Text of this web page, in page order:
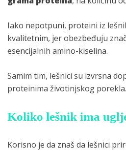
Iako nepotpuni, proteini iz
kvalitetnim, jer obezbeđuju
esencijalnih amino-kiselina.
Samim tim, lešnici su izvrsna
proteinima životinjskog porekla.
Koliko lešnik ima
Korisno je da znaš da lešnici